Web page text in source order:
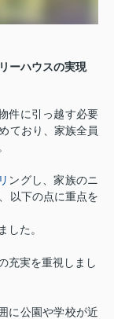
ーハウスの実現
件に引っ越す必要
ており、家族全員
ングし、家族のニ
以下の点に重点を
した。
充実を重視しまし
に公園や学校が近